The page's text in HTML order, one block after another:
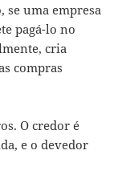
uma empresa
pagá-lo no
cria
compras
O credor é
e o devedor